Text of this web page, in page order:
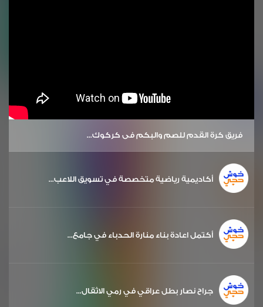
فريق كرة القدم للصم والبكم في كركوك...
أكاديمية رياضية متخصصة في تسويق اللاعب...
أكتمل اعادة بناء منارة الحدباء في جامع...
جراح نصار بطل عراقي في رمي الاثقال...